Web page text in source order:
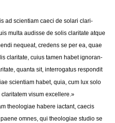
ad scientiam caeci de solari clari-
multa audisse de solis claritate atque
nequeat, credens se per ea, quae
claritate, cuius tamen habet ignoran-
, quanta sit, interrogatus respondit
scientiam habet, quia, cum lux solo
claritatem visum excellere.»
theologiae habere iactant, caecis
paene omnes, qui theologiae studio se